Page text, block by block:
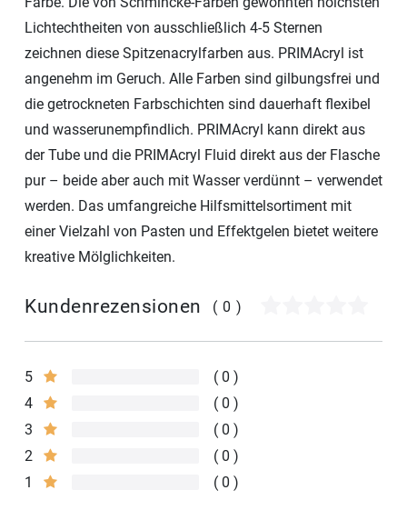
Lichtechtheiten von ausschließlich 4-5 Sternen
zeichnen diese Spitzenacrylfarben aus. PRIMAcryl ist
angenehm im Geruch. Alle Farben sind gilbungsfrei und
die getrockneten Farbschichten sind dauerhaft flexibel
und wasserunempfindlich. PRIMAcryl kann direkt aus
der Tube und die PRIMAcryl Fluid direkt aus der Flasche
pur – beide aber auch mit Wasser verdünnt – verwendet
werden. Das umfangreiche Hilfsmittelsortiment mit
einer Vielzahl von Pasten und Effektgelen bietet weitere
kreative Mölglichkeiten.
Kundenrezensionen (0)
5
0
4
0
3
0
2
0
1
0